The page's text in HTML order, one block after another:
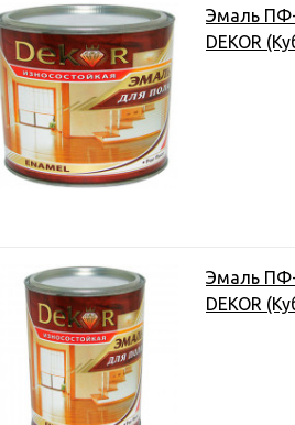
Эмаль ПФ-
DEKOR
Эмаль ПФ-
DEKOR